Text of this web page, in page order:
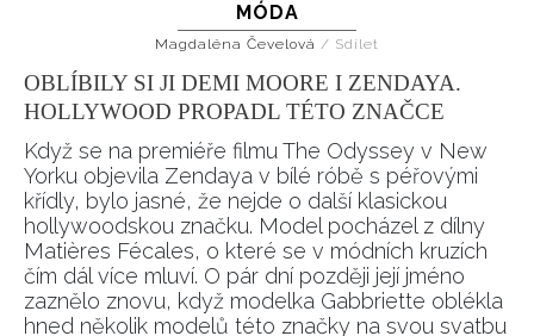
MÓDA
Magdaléna Čevelová / Sdílet
OBLÍBILY SI JI DEMI MOORE I ZENDAYA.
HOLLYWOOD PROPADL TÉTO ZNAČCE
Když se na premiéře filmu The Odyssey v New
Yorku objevila Zendaya v bílé róbě s péřovými
křídly, bylo jasné, že nejde o další klasickou
hollywoodskou značku. Model pocházel z dílny
Matières Fécales, o které se v módních kruzích
čím dál více mluví. O pár dní později její jméno
zaznělo znovu, když modelka Gabbriette oblékla
hned několik modelů této značky na svou svatbu